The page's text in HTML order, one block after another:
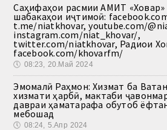
Саҳифаҳои расмии АМИТ «Ховар»
шабакаҳои иҷтимоӣ:
t.me/niatkhovar, youtube.com/
instagram.com/niat_khovar/,
twitter.com/niatkhovar, Радиои
facebook.com/khovarfm/
🕔 08:23, 20.Май 2024
Эмомалӣ Раҳмон: Хизмат ба
хизмати ҳарбӣ, мактаби
давраи ҳаматарафа обутоб
мебошад
🕔 08:24, 5.Апр 2024